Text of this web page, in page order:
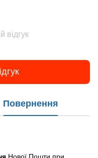
відгук
Повернення